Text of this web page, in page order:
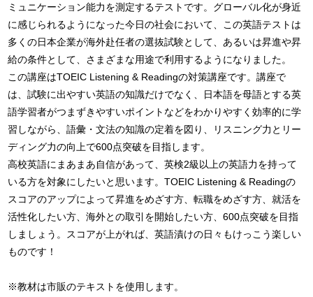
ミュニケーション能力を測定するテストです。グローバル化が身近
に感じられるようになった今日の社会において、この英語テストは
多くの日本企業が海外赴任者の選抜試験として、あるいは昇進や昇
給の条件として、さまざまな用途で利用するようになりました。
この講座はTOEIC Listening & Readingの対策講座です。講座で
は、試験に出やすい英語の知識だけでなく、日本語を母語とする英
語学習者がつまずきやすいポイントなどをわかりやすく効率的に学
習しながら、語彙・文法の知識の定着を図り、リスニング力とリー
ディング力の向上で600点突破を目指します。
高校英語にまあまあ自信があって、英検2級以上の英語力を持って
いる方を対象にしたいと思います。TOEIC Listening & Readingの
スコアのアップによって昇進をめざす方、転職をめざす方、就活を
活性化したい方、海外との取引を開始したい方、600点突破を目指
しましょう。スコアが上がれば、英語漬けの日々もけっこう楽しい
ものです！
※教材は市販のテキストを使用します。